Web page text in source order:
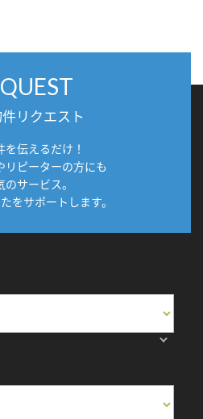
リクエスト
を伝えるだけ！
リピーターの方にも
のサービス。
をサポートします。